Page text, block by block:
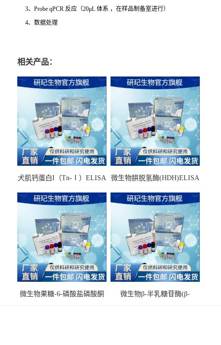
3、Probe qPCR 反应（20μL 体系 ，在样品制备室进行）
4、数据处理
相关产品：
犬肌钙蛋白I（Tn-Ⅰ）ELISA
微生物肼脱氢酶(HDH)ELISA
微生物果糖-6-磷酸盐磷酸酮
微生物β-半乳糖苷酶(β-